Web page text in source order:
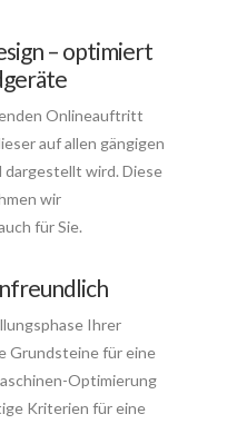
– optimiert
Onlineauftritt
auf allen gängigen
dargestellt wird. Diese
wir
für Sie.
Ihrer
Grundsteine für eine
Optimierung
Kriterien für eine